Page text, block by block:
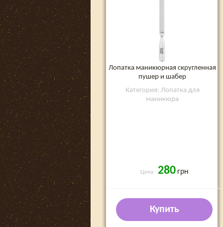
Лопатка маникюрная скругленная
пушер и шабер
Категория: Лопатка для
маникюра
Цена: 280 грн
Купить